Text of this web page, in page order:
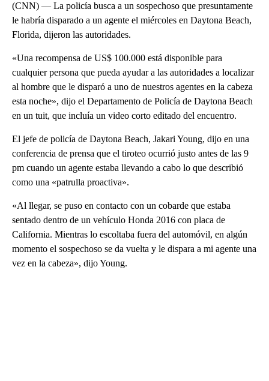
(CNN) — La policía busca a un sospechoso que presuntamente
le habría disparado a un agente el miércoles en Daytona Beach,
Florida, dijeron las autoridades.
«Una recompensa de US$ 100.000 está disponible para
cualquier persona que pueda ayudar a las autoridades a localizar
al hombre que le disparó a uno de nuestros agentes en la cabeza
esta noche», dijo el Departamento de Policía de Daytona Beach
en un tuit, que incluía un video corto editado del encuentro.
El jefe de policía de Daytona Beach, Jakari Young, dijo en una
conferencia de prensa que el tiroteo ocurrió justo antes de las 9
pm cuando un agente estaba llevando a cabo lo que describió
como una «patrulla proactiva».
«Al llegar, se puso en contacto con un cobarde que estaba
sentado dentro de un vehículo Honda 2016 con placa de
California. Mientras lo escoltaba fuera del automóvil, en algún
momento el sospechoso se da vuelta y le dispara a mi agente una
vez en la cabeza», dijo Young.